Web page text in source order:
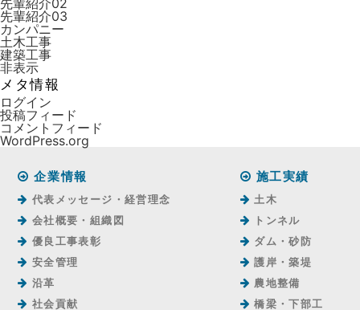
先輩紹介03
カンパニー
土木工事
建築工事
非表示
メタ情報
ログイン
投稿フィード
コメントフィード
WordPress.org
企業情報
代表メッセージ・経営理念
会社概要・組織図
優良工事表彰
安全管理
沿革
社会貢献
施工実績
土木
トンネル
ダム・砂防
護岸・築堤
農地整備
橋梁・下部工